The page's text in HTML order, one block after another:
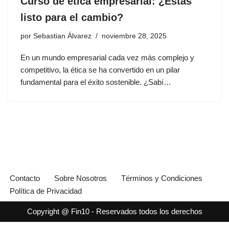
listo para el cambio?
por Sebastian Álvarez noviembre 28, 2025
En un mundo empresarial cada vez más complejo y
competitivo, la ética se ha convertido en un pilar
fundamental para el éxito sostenible. ¿Sabí…
Contacto Sobre Nosotros
Términos y Condiciones
Política de Privacidad
Copyright @ Fin10 - Reservados todos los derechos